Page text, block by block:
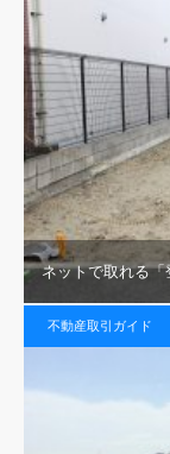
ネットで取れる「
不動産取引ガイド